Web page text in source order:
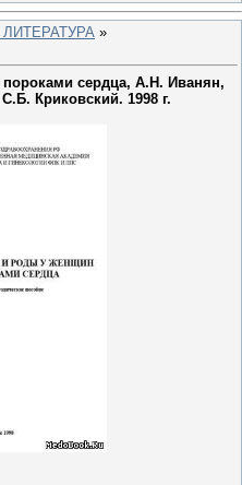
»
сердца, А.Н. Иванян,
Криковский. 1998 г.